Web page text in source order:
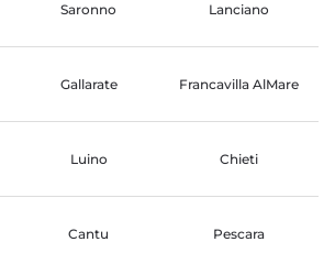
Saronno Lanciano
Gallarate Francavilla AlMare
Luino Chieti
Cantu Pescara